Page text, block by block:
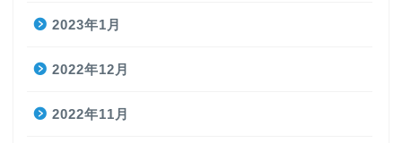
2023年1月
2022年12月
2022年11月